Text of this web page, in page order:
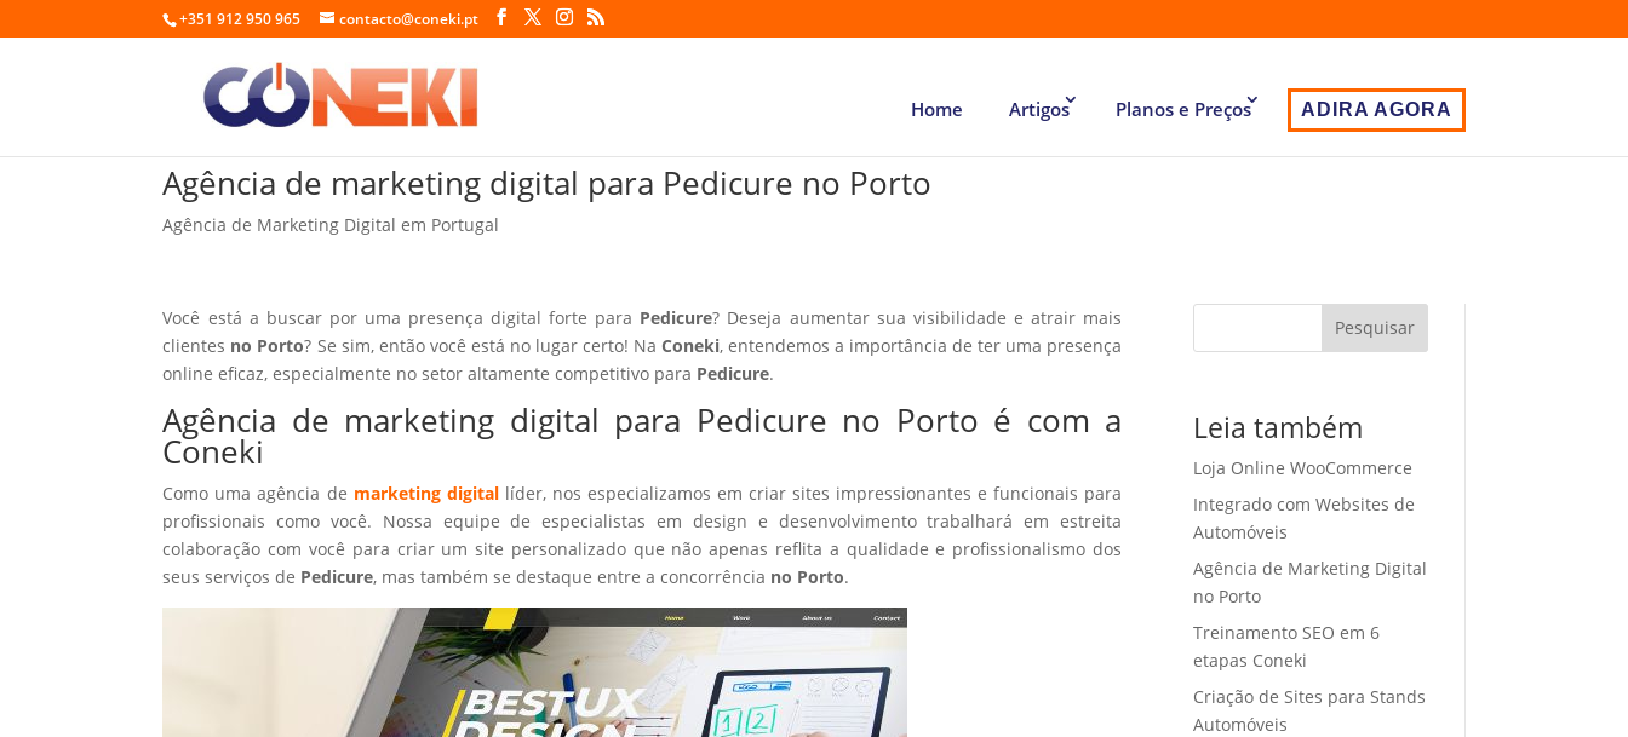
+351 912 950 965 contacto@coneki.pt
Home Artigos Planos e Preços ADIRA AGORA
Agência de marketing digital para Pedicure no Porto
Agência de Marketing Digital em Portugal
Você está a buscar por uma presença digital forte para Pedicure? Deseja aumentar sua visibilidade e atrair mais
clientes no Porto? Se sim, então você está no lugar certo! Na Coneki, entendemos a importância de ter uma presença
online eficaz, especialmente no setor altamente competitivo para Pedicure.
Agência de marketing digital para Pedicure no Porto é com a
Coneki
Como uma agência de marketing digitallíder, nos especializamos em criar sites impressionantes e funcionais para
profissionais como você. Nossa equipe de especialistas em design e desenvolvimento trabalhará em estreita
colaboração com você para criar um site personalizado que não apenas reflita a qualidade e profissionalismo dos
seus serviços de Pedicure, mas também se destaque entre a concorrência no Porto.
Pesquisar
Leia também
Loja Online WooCommerce
Integrado com Websites de
Automóveis
Agência de Marketing Digital
no Porto
Treinamento SEO em 6
etapas Coneki
Criação de Sites para Stands
Automóveis